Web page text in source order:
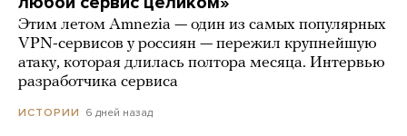
Этим летом Amnezia — один из самых популярных
VPN-сервисов у россиян — пережил крупнейшую
атаку, которая длилась полтора месяца. Интервью
разработчика сервиса
ИСТОРИИ 6 дней назад